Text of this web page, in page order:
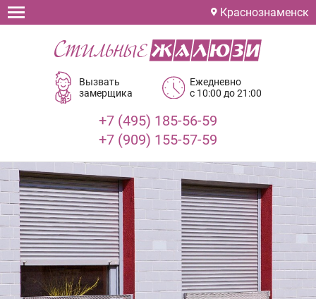
Краснознаменск
Вызвать
замерщика
Ежедневно
с 10:00 до 21:00
+7 (495) 185-56-59
+7 (909) 155-57-59